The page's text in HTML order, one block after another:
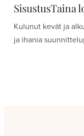
SisustusTaina
Kulunut kevät ja
ja ihania